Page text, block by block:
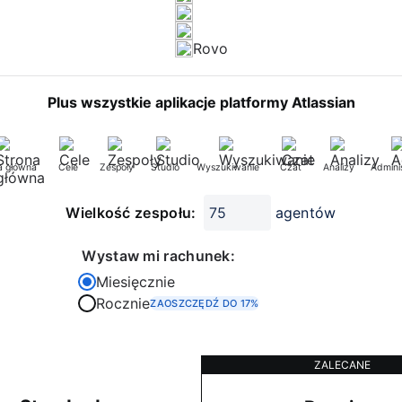
Rovo
Plus wszystkie aplikacje platformy Atlassian
główna Cele Zespoły Studio Wyszukiwanie Czat Analizy
Wielkość zespołu: agentów
Wystaw mi rachunek:
Miesięcznie
RocznieZAOSZCZĘDŹ DO 17%
ZALECANE